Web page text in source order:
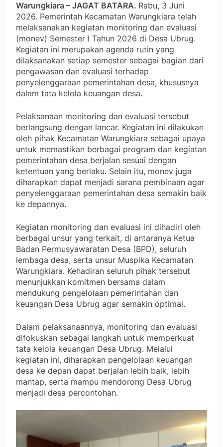
Warungkiara – JAGAT BATARA. Rabu, 3 Juni
2026. Pemerintah Kecamatan Warungkiara telah
melaksanakan kegiatan monitoring dan evaluasi
(monev) Semester I Tahun 2026 di Desa Ubrug.
Kegiatan ini merupakan agenda rutin yang
dilaksanakan setiap semester sebagai bagian dari
pengawasan dan evaluasi terhadap
penyelenggaraan pemerintahan desa, khususnya
dalam tata kelola keuangan desa.
Pelaksanaan monitoring dan evaluasi tersebut
berlangsung dengan lancar. Kegiatan ini dilakukan
oleh pihak Kecamatan Warungkiara sebagai upaya
untuk memastikan berbagai program dan kegiatan
pemerintahan desa berjalan sesuai dengan
ketentuan yang berlaku. Selain itu, monev juga
diharapkan dapat menjadi sarana pembinaan agar
penyelenggaraan pemerintahan desa semakin baik
ke depannya.
Kegiatan monitoring dan evaluasi ini dihadiri oleh
berbagai unsur yang terkait, di antaranya Ketua
Badan Permusyawaratan Desa (BPD), seluruh
lembaga desa, serta unsur Muspika Kecamatan
Warungkiara. Kehadiran seluruh pihak tersebut
menunjukkan komitmen bersama dalam
mendukung pengelolaan pemerintahan dan
keuangan Desa Ubrug agar semakin optimal.
Dalam pelaksanaannya, monitoring dan evaluasi
difokuskan sebagai langkah untuk memperkuat
tata kelola keuangan Desa Ubrug. Melalui
kegiatan ini, diharapkan pengelolaan keuangan
desa ke depan dapat berjalan lebih baik, lebih
mantap, serta mampu mendorong Desa Ubrug
menjadi desa percontohan.